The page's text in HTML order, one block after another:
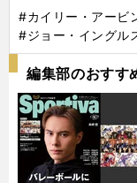
#カイリー・アービ
#ジョー・イングル
編集部のおすす